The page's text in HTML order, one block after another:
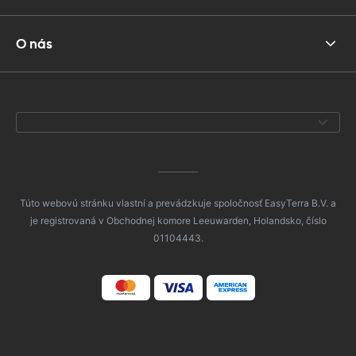
O nás
Túto webovú stránku vlastní a prevádzkuje spoločnosť EasyTerra B.V. a
je registrovaná v Obchodnej komore Leeuwarden, Holandsko, číslo
01104443.